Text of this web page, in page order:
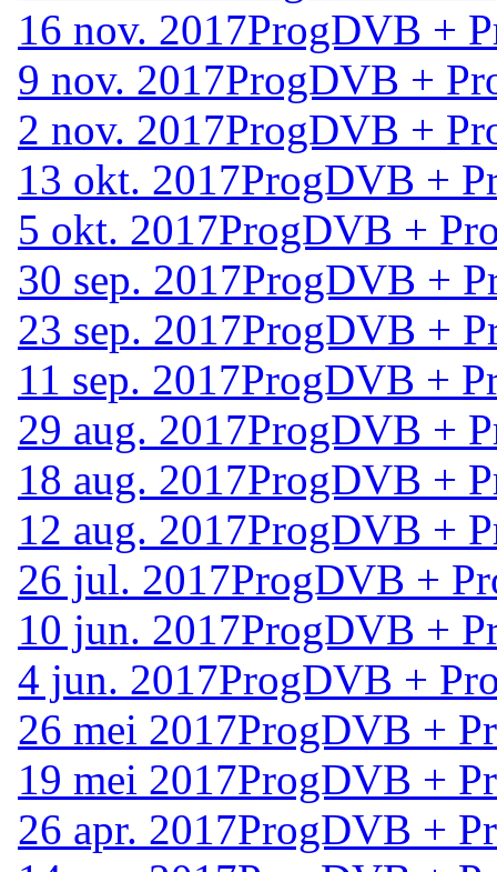
16 nov. 2017ProgDVB +
9 nov. 2017ProgDVB +
2 nov. 2017ProgDVB +
13 okt. 2017ProgDVB +
5 okt. 2017ProgDVB +
30 sep. 2017ProgDVB +
23 sep. 2017ProgDVB +
11 sep. 2017ProgDVB +
29 aug. 2017ProgDVB +
18 aug. 2017ProgDVB +
12 aug. 2017ProgDVB +
26 jul. 2017ProgDVB +
10 jun. 2017ProgDVB +
4 jun. 2017ProgDVB +
26 mei 2017ProgDVB +
19 mei 2017ProgDVB +
26 apr. 2017ProgDVB +